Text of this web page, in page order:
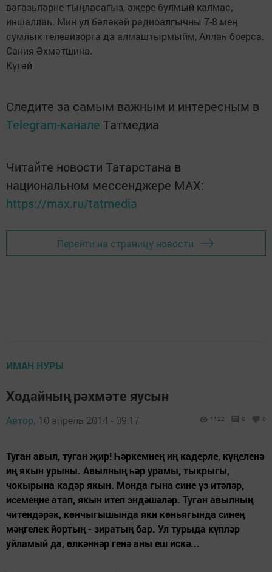
вәгазьләрне тыңласагыз, әҗере булмый калмас,
иншаллаһ. Мин ул бәләкәй радиоалгычны 7-8 мең
сумлык телевизорга да алмаштырмыйм, Аллаһ боерса.
Сания Әхмәтшина.
Күгәй
Следите за самым важным и интересным в
Telegram-канале Татмедиа
Читайте новости Татарстана в
национальном мессенджере MАХ:
https://max.ru/tatmedia
Перейти на страницу новости
ИМАН НУРЫ
Ходайның рәхмәте яусын
Автор, 10 апрель 2014 - 09:17 1122 0 0
Туган авыл, туган җир! Һәркемнең иң кадерле, күңеленә
иң якын урыны. Авылның һәр урамы, тыкрыгы,
чокырына кадәр якын. Монда гына сине үз итәләр,
исемеңне атап, якын итеп эндәшәләр. Туган авылның
читендәрәк, көнчыгышында яки көньягында синең
мәңгелек йортың - зиратың бар. Ул турыда күпләр
уйламый да, өлкәннәр генә аны еш искә...